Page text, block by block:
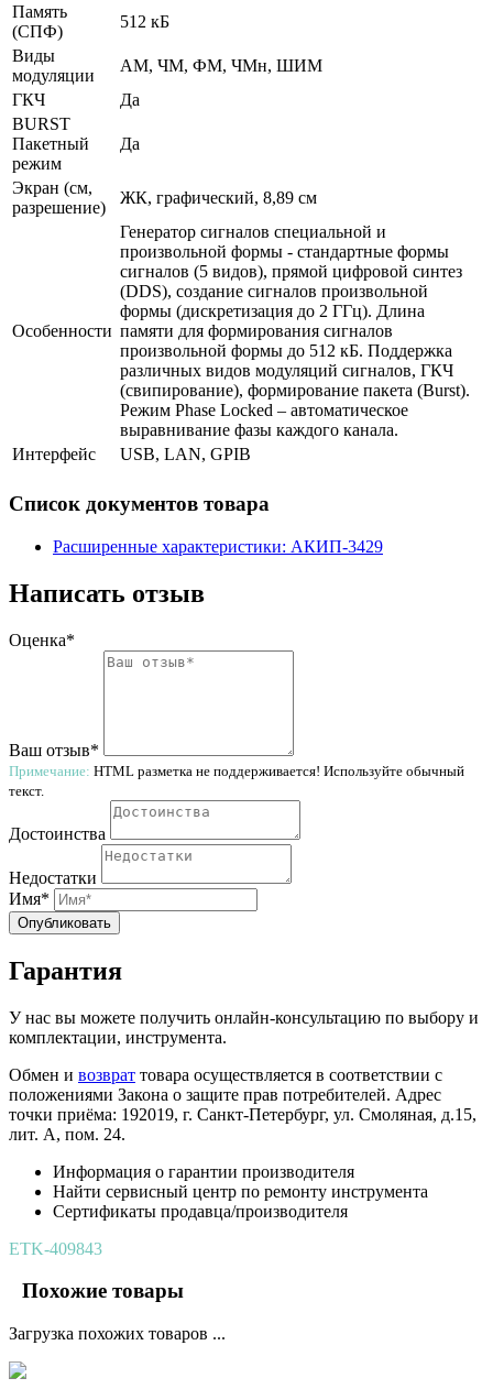
Память
(СПФ)
512 кБ
Виды
модуляции
АМ, ЧМ, ФМ, ЧМн, ШИМ
ГКЧ
Да
BURST
Пакетный
режим
Да
Экран (см,
разрешение)
ЖК, графический, 8,89 см
Особенности
Генератор сигналов специальной и
произвольной формы - стандартные формы
сигналов (5 видов), прямой цифровой синтез
(DDS), создание сигналов произвольной
формы (дискретизация до 2 ГГц). Длина
памяти для формирования сигналов
произвольной формы до 512 кБ. Поддержка
различных видов модуляций сигналов, ГКЧ
(свипирование), формирование пакета (Burst).
Режим Phase Locked – автоматическое
выравнивание фазы каждого канала.
Интерфейс
USB, LAN, GPIB
Список документов товара
Расширенные характеристики: АКИП-3429
Написать отзыв
Оценка*
Ваш отзыв*
Примечание: HTML разметка не поддерживается! Используйте обычный
текст.
Достоинства
Недостатки
Имя*
Опубликовать
Гарантия
У нас вы можете получить онлайн-консультацию по выбору и
комплектации, инструмента.
Обмен и возврат товара осуществляется в соответствии с
положениями Закона о защите прав потребителей. Адрес
точки приёма: 192019, г. Санкт-Петербург, ул. Смоляная, д.15,
лит. А, пом. 24.
Информация о гарантии производителя
Найти сервисный центр по ремонту инструмента
Сертификаты продавца/производителя
ETK-409843
Похожие товары
Загрузка похожих товаров ...